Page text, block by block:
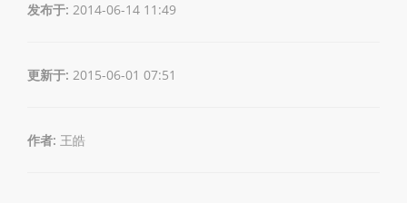
发布于: 2014-06-14 11:49
更新于: 2015-06-01 07:51
作者: 王皓